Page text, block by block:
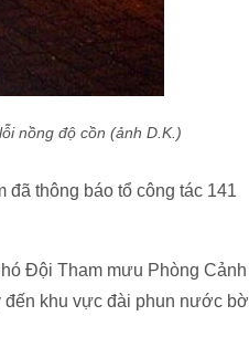
nồng độ cồn (ảnh D.K.)
thông báo tổ công tác 141
Đội Tham mưu Phòng Cảnh
đến khu vực đài phun nước bờ